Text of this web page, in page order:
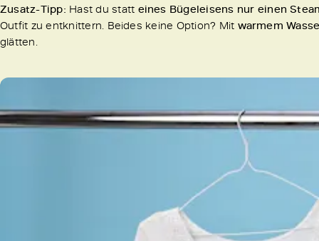
Zusatz-Tipp: Hast du statt eines Bügeleisens nur einen
Outfit zu entknittern. Beides keine Option? Mit warmem
glätten.